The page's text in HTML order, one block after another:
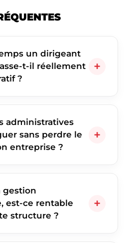
un dirigeant
t-il réellement
?
administratives
sans perdre le
entreprise ?
gestion
est-ce rentable
structure ?